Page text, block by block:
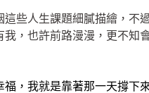
這些人生課題細膩描繪，
，也許前路漫漫，更不
，我就是靠著那一天撐下